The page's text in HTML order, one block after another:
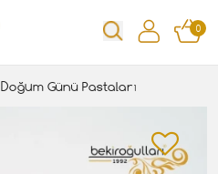
0
Doğum Günü Pastaları